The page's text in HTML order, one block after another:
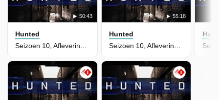
50:43
Hunted
Seizoen 10, Aflevering 7
55:18
Hunted
Seizoen 10, Aflevering 6